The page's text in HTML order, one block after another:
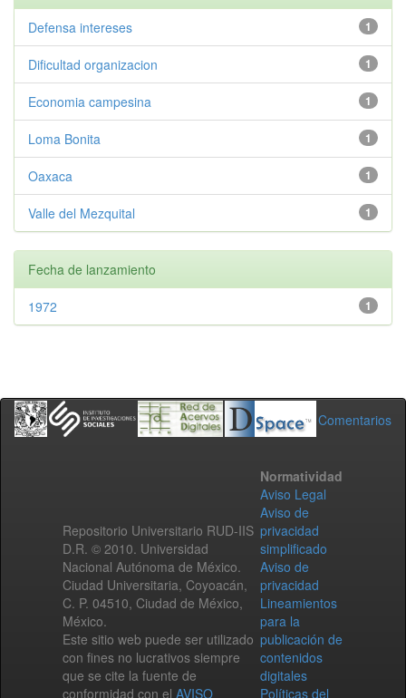
1
Defensa intereses
1
Dificultad organizacion
1
Economia campesina
1
Loma Bonita
1
Oaxaca
1
Valle del Mezquital
Fecha de lanzamiento
1
1972
Comentarios
Repositorio Universitario RUD-IIS
D.R. © 2010. Universidad
Nacional Autónoma de México.
Ciudad Universitaria, Coyoacán,
C. P. 04510, Ciudad de México,
México.
Este sitio web puede ser utilizado
con fines no lucrativos siempre
que se cite la fuente de
conformidad con el AVISO
Normatividad
Aviso Legal
Aviso de
privacidad
simplificado
Aviso de
privacidad
Lineamientos
para la
publicación de
contenidos
digitales
Políticas del